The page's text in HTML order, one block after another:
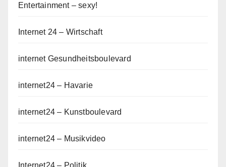
Entertainment – sexy!
Internet 24 – Wirtschaft
internet Gesundheitsboulevard
internet24 – Havarie
internet24 – Kunstboulevard
internet24 – Musikvideo
Internet24 – Politik